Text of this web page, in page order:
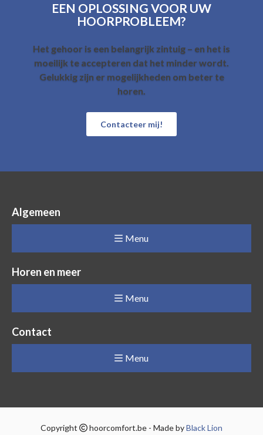
EEN OPLOSSING VOOR UW
HOORPROBLEEM?
Het gehoor is een belangrijk zintuig – en het is
moeilijk te accepteren dat het minder wordt.
Gelukkig zijn er mogelijkheden om beter te
horen.
Contacteer mij!
Algemeen
Menu
Horen en meer
Menu
Contact
Menu
Copyright hoorcomfort.be - Made byBlack Lion